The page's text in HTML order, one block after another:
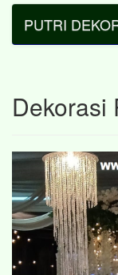
PUTRI
Dekorasi